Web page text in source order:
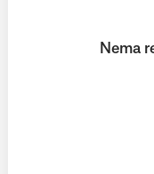
Nema